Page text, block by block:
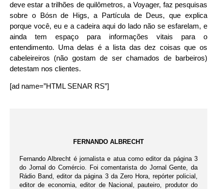
deve estar a trilhões de quilômetros, a Voyager, faz pesquisas
sobre o Bósn de Higs, a Partícula de Deus, que explica
porque você, eu e a cadeira aqui do lado não se esfarelam, e
ainda tem espaço para informações vitais para o
entendimento. Uma delas é a lista das dez coisas que os
cabeleireiros (não gostam de ser chamados de barbeiros)
detestam nos clientes.
[ad name=”HTML SENAR RS”]
FERNANDO ALBRECHT
Fernando Albrecht é jornalista e atua como editor da página 3
do Jornal do Comércio. Foi comentarista do Jornal Gente, da
Rádio Band, editor da página 3 da Zero Hora, repórter policial,
editor de economia, editor de Nacional, pauteiro, produtor do